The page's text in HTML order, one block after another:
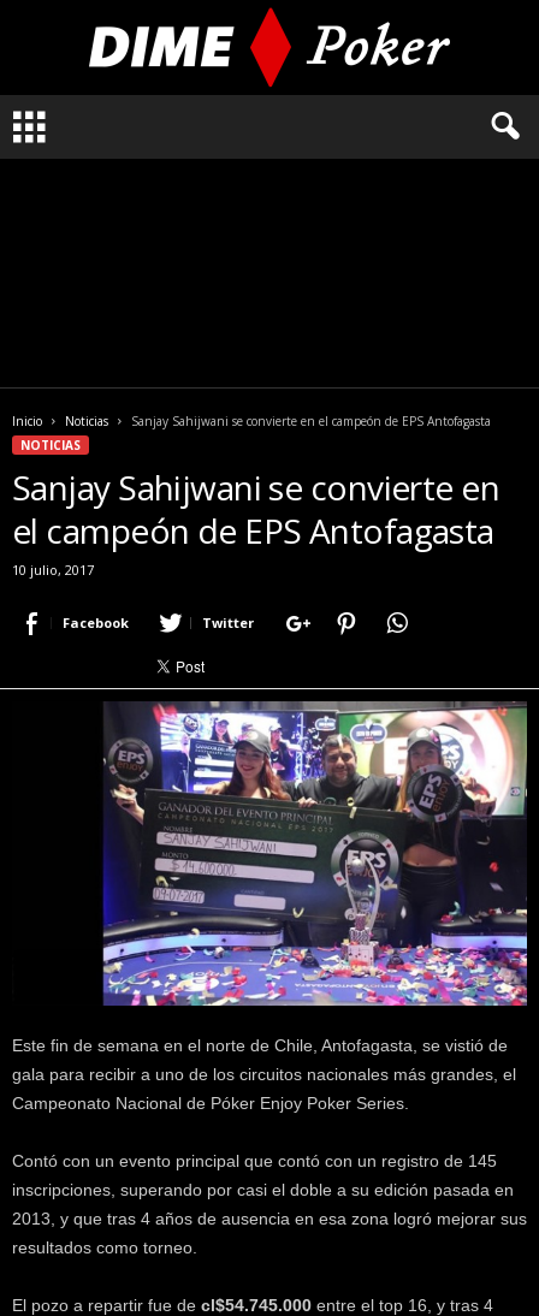
q
t
c
Inicio Noticias
Sanjay Sahijwani se convierte en el campeón de EPS Antofagasta
NOTICIAS
Sanjay Sahijwani se convierte en
el campeón de EPS Antofagasta
10 julio, 2017
Facebook Twitter
Este fin de semana en el norte de Chile, Antofagasta, se vistió de
gala para recibir a uno de los circuitos nacionales más grandes, el
Campeonato Nacional de Póker Enjoy Poker Series.
Contó con un evento principal que contó con un registro de 145
inscripciones, superando por casi el doble a su edición pasada en
2013, y que tras 4 años de ausencia en esa zona logró mejorar sus
resultados como torneo.
El pozo a repartir fue de cl$54.745.000 entre el top 16, y tras 4